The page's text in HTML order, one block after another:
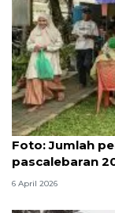
Foto
Foto: Jumlah
pascalebaran
6 April 2026